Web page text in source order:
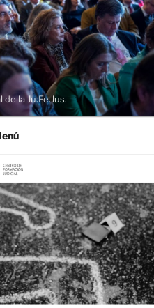
la Ju.Fe.Jus.